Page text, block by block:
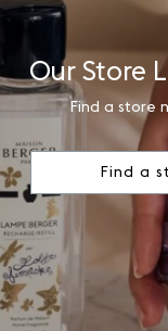
Our Store
Find a store
Find a